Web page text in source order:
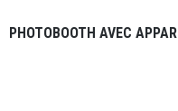
PHOTOBOOTH AVEC